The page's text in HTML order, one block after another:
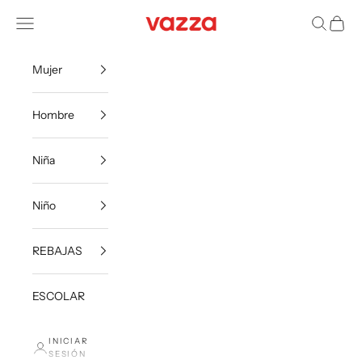
VazzaShoes
Menú Buscar
Carrito
Mujer
Hombre
Niña
Niño
REBAJAS
ESCOLAR
INICIAR
SESIÓN